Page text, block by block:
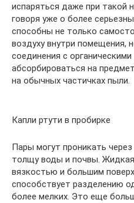
испаряться даже при такой
говоря уже о более
способны не только
воздуху внутри помещения,
соединения с
абсорбироваться на
на обычных частичках пыли.
Капли ртути в пробирке
Пары могут проникать
толщу воды и почвы.
вязкостью и большим
способствует разделению
более мелких. Это еще